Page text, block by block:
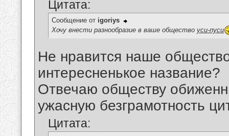
Цитата:
Сообщение от igoriys
Хочу внести разнообразие в ваше общество уси-пуси
Не нравится наше
интересненькое название?
Отвечаю обществу
ужасную безграмотность
Цитата: